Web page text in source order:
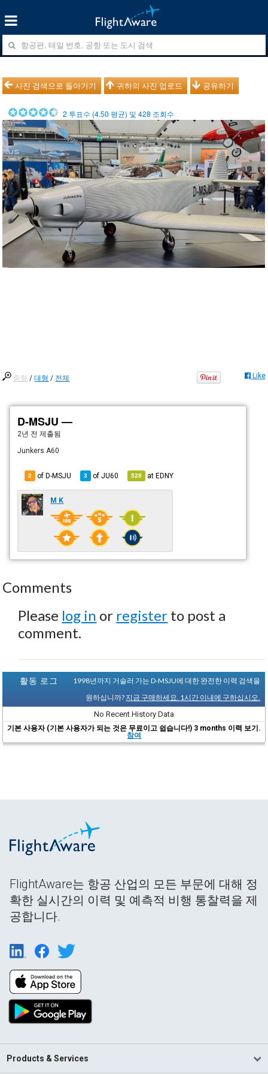
사진 검색으로 돌아가기 귀하의 사진 업로드 공유하기
2 투표수 (4.50 평균) 및428 조회수
중형 /대형 / 전체 Like
D-MSJU —
2년 전 제출됨
Junkers A60
2 of D-MSJU 3 ofJU60 528 atEDNY
M K
Comments
Please log in or register to post a
comment.
활동 로그
1998년까지 거슬러 가는 D-MSJU에 대한 완전한 이력 검색을
원하십니까? 지금 구매하세요. 1시간 이내에 구하십시오.
No Recent History Data
기본 사용자 (기본 사용자가 되는 것은 무료이고 쉽습니다!) 3 months 이력 보기.
참여
FlightAware는 항공 산업의 모든 부문에 대해 정
확한 실시간의 이력 및 예측적 비행 통찰력을 제
공합니다.
Products & Services